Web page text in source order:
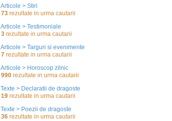
Articole > Stiri
73 rezultate in urma cautarii
Articole > Testimoniale
3 rezultate in urma cautarii
Articole > Targuri si evenimente
7 rezultate in urma cautarii
Articole > Horoscop zilnic
990 rezultate in urma cautarii
Texte > Declaratii de dragoste
19 rezultate in urma cautarii
Texte > Poezii de dragoste
36 rezultate in urma cautarii